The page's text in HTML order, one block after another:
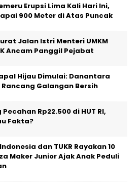
Erupsi Lima Kali Hari Ini,
900 Meter di Atas Puncak
Jalan Istri Menteri UMKM
Ancam Panggil Pejabat
Hijau Dimulai: Danantara
Rancang Galangan Bersih
Rp22.500 di HUT RI,
Fakta?
dan TUKR Rayakan 10
Maker Junior Ajak Anak Peduli